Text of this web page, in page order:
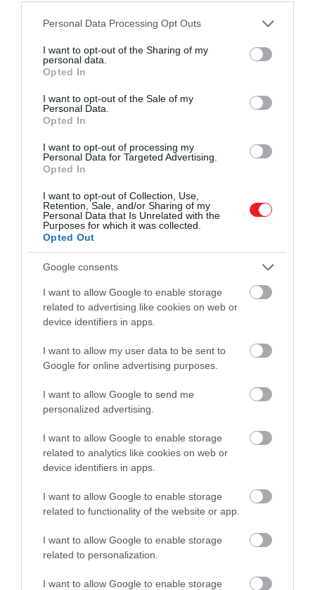
Please note that this website/app uses one or more Google
not limited to your visit or usage behaviour. You may click to
grant or deny consent to Google and its third-party tags to
use your data for below specified purposes in below Google
consent section.
Personal Data Processing Opt Outs
I want to opt-out of the Sharing of my
personal data.
Opted In
I want to opt-out of the Sale of my
Personal Data.
Opted In
I want to opt-out of processing my
Personal Data for Targeted Advertising.
Opted In
I want to opt-out of Collection, Use,
Retention, Sale, and/or Sharing of my
Personal Data that Is Unrelated with the
Purposes for which it was collected.
Opted Out
Google consents
I want to allow Google to enable storage
related to advertising like cookies on web or
device identifiers in apps.
I want to allow my user data to be sent to
Google for online advertising purposes.
I want to allow Google to send me
personalized advertising.
I want to allow Google to enable storage
related to analytics like cookies on web or
device identifiers in apps.
I want to allow Google to enable storage
related to functionality of the website or app.
I want to allow Google to enable storage
related to personalization.
I want to allow Google to enable storage
jelentős kutatóintézet tudósai
nagyszabású állításokat tesznek egy
első kapcsolatfelvételről.
2024. JANUÁR 15. ● HAMU ÉS GYÉMÁNT
Kínai tudósok azt állítják, hogy
egy földönkívüli…
HAMU ÉS GYÉMÁNT